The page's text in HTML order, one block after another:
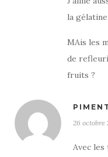
la
MAis les
de
fruits ?
26 octobre
Avec